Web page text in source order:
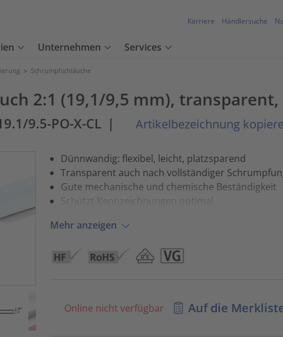
Karriere Händlersuche
Unternehmen Services
> Schrumpfschläuche
2:1 (19,1/9,5 mm), transparent,
9.5-PO-X-CL | Artikelbezeichnung
Dünnwandig: flexibel, leicht, platzsparend
Transparent auch nach vollständiger
Gute mechanische und chemische Beständigkeit
Schützt Kennzeichnungen optimal
Mehr anzeigen
Online nicht verfügbar Auf die